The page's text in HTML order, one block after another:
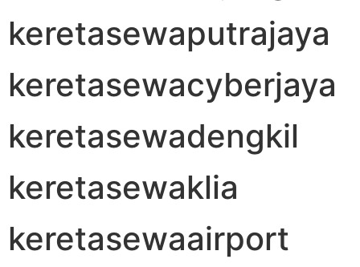
keretasewaputrajaya
keretasewacyberjaya
keretasewadengkil
keretasewaklia
keretasewaairport